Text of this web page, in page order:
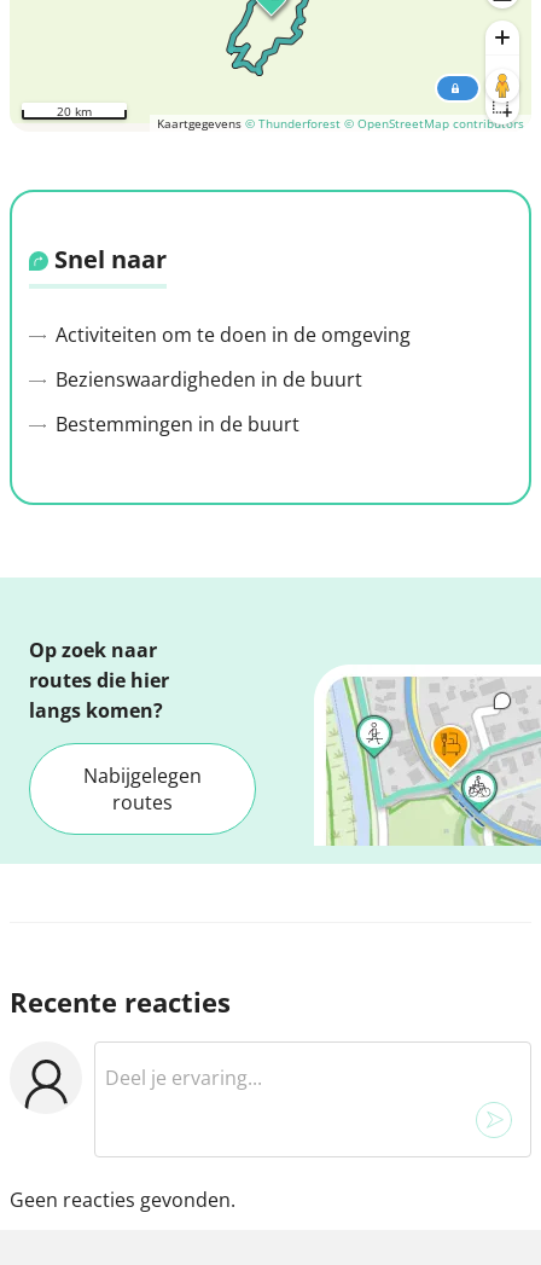
Kaartgegevens © Thunderforest © OpenStreetMap contributors
20 km
Snel naar
Activiteiten om te doen in de omgeving
Bezienswaardigheden in de buurt
Bestemmingen in de buurt
Op zoek naar
routes die hier
langs komen?
Nabijgelegen
routes
Recente reacties
Geen reacties gevonden.